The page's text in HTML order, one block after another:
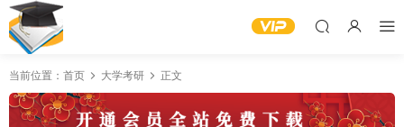
当前位置： 首页 大学考研 正文